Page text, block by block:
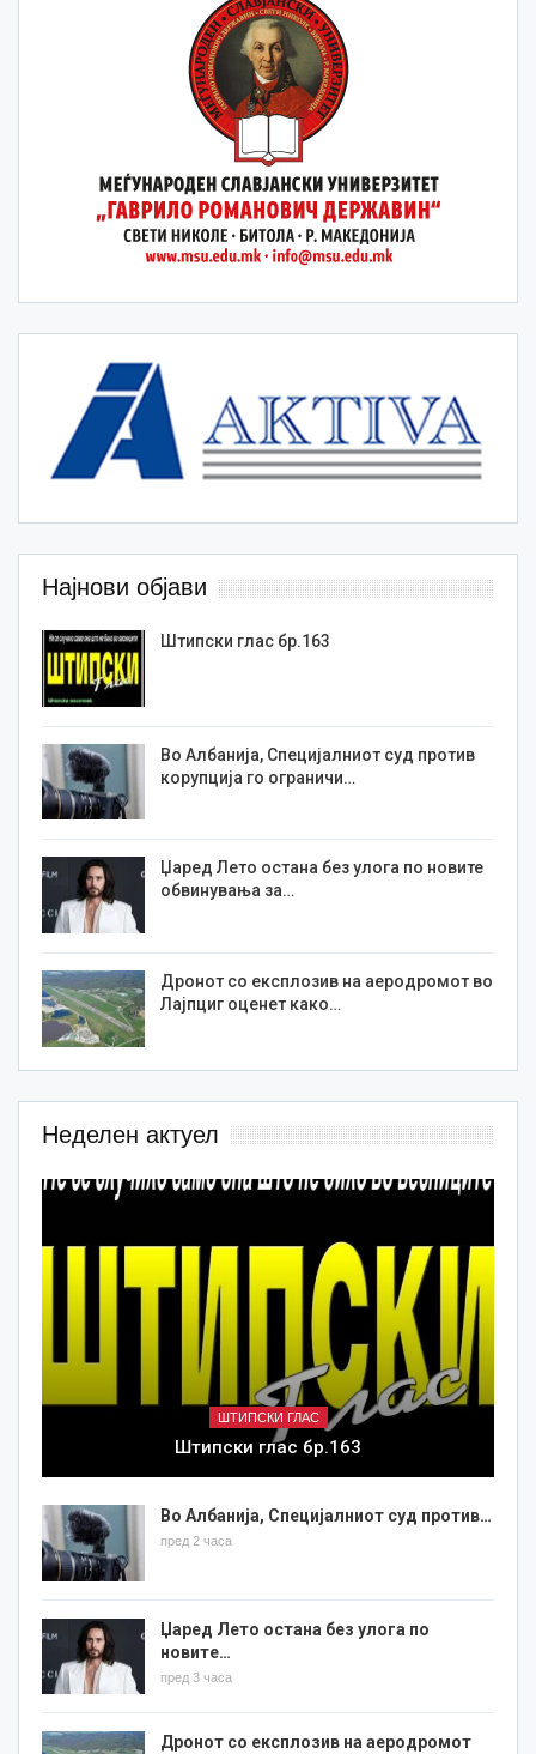
Најнови објави
Штипски глас бр.163
Во Албанија, Специјалниот суд против
корупција го ограничи…
Џаред Лето остана без улога по новите
обвинувања за…
Дронот со експлозив на аеродромот во
Лајпциг оценет како…
Неделен актуел
ШТИПСКИ ГЛАС
Штипски глас бр.163
Во Албанија, Специјалниот суд против…
пред 2 часа
Џаред Лето остана без улога по
новите…
пред 3 часа
Дронот со експлозив на аеродромот